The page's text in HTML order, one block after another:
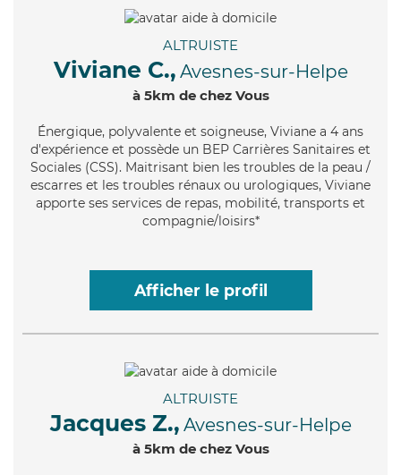
ALTRUISTE
Viviane C., Avesnes-sur-Helpe
à 5km de chez Vous
Énergique, polyvalente et soigneuse, Viviane a 4 ans
d'expérience et possède un BEP Carrières Sanitaires et
Sociales (CSS). Maitrisant bien les troubles de la peau /
escarres et les troubles rénaux ou urologiques, Viviane
apporte ses services de repas, mobilité, transports et
compagnie/loisirs*
Afficher le profil
ALTRUISTE
Jacques Z., Avesnes-sur-Helpe
à 5km de chez Vous